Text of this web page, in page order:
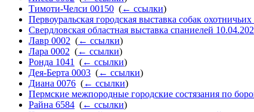
Тимоти-Челси 00150 (← ссылки)
Первоуральская городская выставка собак
Свердловская областная выставка спаниелей
Лавр 0002 (← ссылки)
Лара 0002 (← ссылки)
Ронда 1041
(← ссылки)
Дея-Берта 0003 (← ссылки)
Диана 0076 (← ссылки)
Пермские межпородные городские состязания по
Райна 6584 (← ссылки)